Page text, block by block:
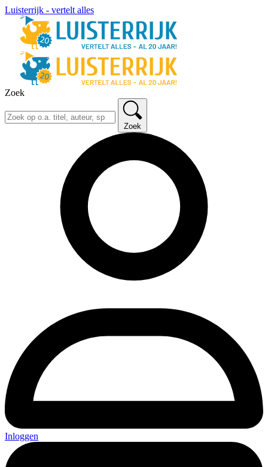
Luisterrijk - vertelt alles
Zoek
Zoek
Inloggen